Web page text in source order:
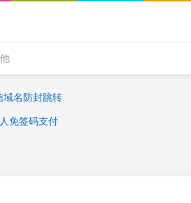
域名防封跳转
免签码支付